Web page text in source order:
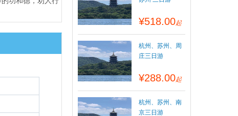
¥518.00起
杭州、苏州、周
庄三日游
¥288.00起
杭州、苏州、南
京三日游